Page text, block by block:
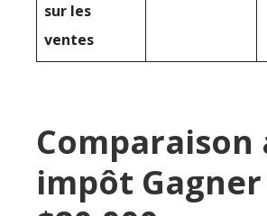
sur les
ventes
Comparaison
impôt Gagner